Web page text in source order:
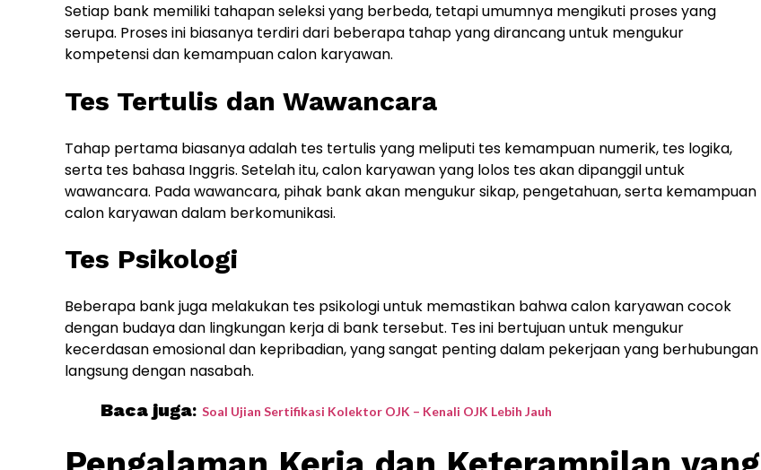
Setiap bank memiliki tahapan seleksi yang berbeda, tetapi umumnya mengikuti proses yang
serupa. Proses ini biasanya terdiri dari beberapa tahap yang dirancang untuk mengukur
kompetensi dan kemampuan calon karyawan.
Tes Tertulis dan Wawancara
Tahap pertama biasanya adalah tes tertulis yang meliputi tes kemampuan numerik, tes logika,
serta tes bahasa Inggris. Setelah itu, calon karyawan yang lolos tes akan dipanggil untuk
wawancara. Pada wawancara, pihak bank akan mengukur sikap, pengetahuan, serta kemampuan
calon karyawan dalam berkomunikasi.
Tes Psikologi
Beberapa bank juga melakukan tes psikologi untuk memastikan bahwa calon karyawan cocok
dengan budaya dan lingkungan kerja di bank tersebut. Tes ini bertujuan untuk mengukur
kecerdasan emosional dan kepribadian, yang sangat penting dalam pekerjaan yang berhubungan
langsung dengan nasabah.
Baca juga: Soal Ujian Sertifikasi Kolektor OJK – Kenali OJK Lebih Jauh